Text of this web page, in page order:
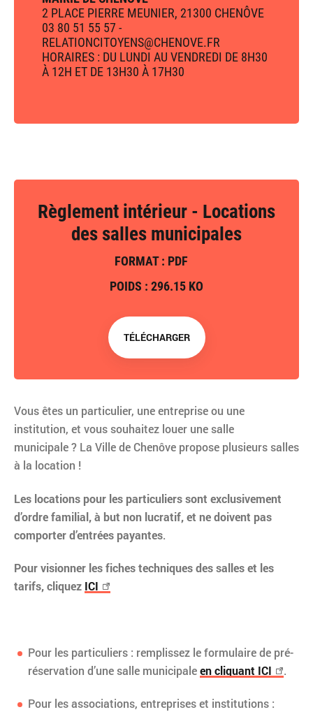
2 PLACE PIERRE MEUNIER, 21300 CHENÔVE
03 80 51 55 57 -
RELATIONCITOYENS@CHENOVE.FR
HORAIRES : DU LUNDI AU VENDREDI DE 8H30
À 12H ET DE 13H30 À 17H30
Règlement intérieur - Locations
des salles municipales
FORMAT : PDF
POIDS : 296.15 KO
TÉLÉCHARGER
Vous êtes un particulier, une entreprise ou une
institution, et vous souhaitez louer une salle
municipale ? La Ville de Chenôve propose plusieurs salles
à la location !
Les locations pour les particuliers sont exclusivement
d’ordre familial, à but non lucratif, et ne doivent pas
comporter d’entrées payantes.
Pour visionner les fiches techniques des salles et les
tarifs, cliquez ICI
Pour les particuliers : remplissez le formulaire de pré-
réservation d’une salle municipaleen cliquant ICI .
Pour les associations, entreprises et institutions :